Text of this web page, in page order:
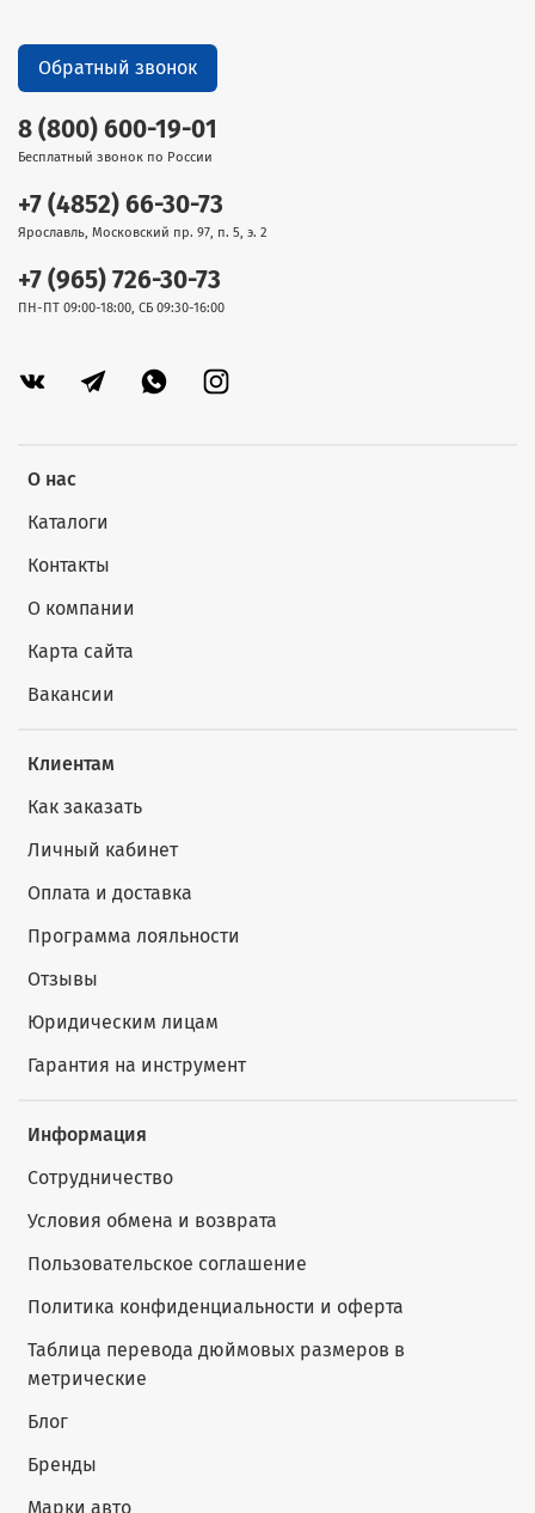
О нас
Каталоги
Контакты
О компании
Карта сайта
Вакансии
Клиентам
Как заказать
Личный кабинет
Оплата и доставка
Программа лояльности
Отзывы
Юридическим лицам
Гарантия на инструмент
Информация
Сотрудничество
Условия обмена и возврата
Пользовательское соглашение
Политика конфиденциальности и оферта
Таблица перевода дюймовых размеров в
метрические
Блог
Бренды
Марки авто
8 (800) 600-19-01
Бесплатный звонок по России
+7 (4852) 66-30-73
Ярославль, Московский пр. 97, п. 5, э. 2
+7 (965) 726-30-73
ПН-ПТ 09:00-18:00, СБ 09:30-16:00
Обратный звонок